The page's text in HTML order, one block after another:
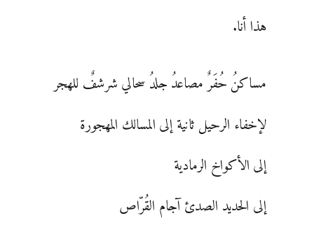
هذا أنا.
مساكنُ حُفَرٌ مصاعدُ جلدُ سحالي شرشفٌ للهجر
لإخفاء الرحيل ثانية إلى المسالك المهجورة
إلى الأكواخ الرمادية
إلى الحديد الصدئ آجام القُرّاص